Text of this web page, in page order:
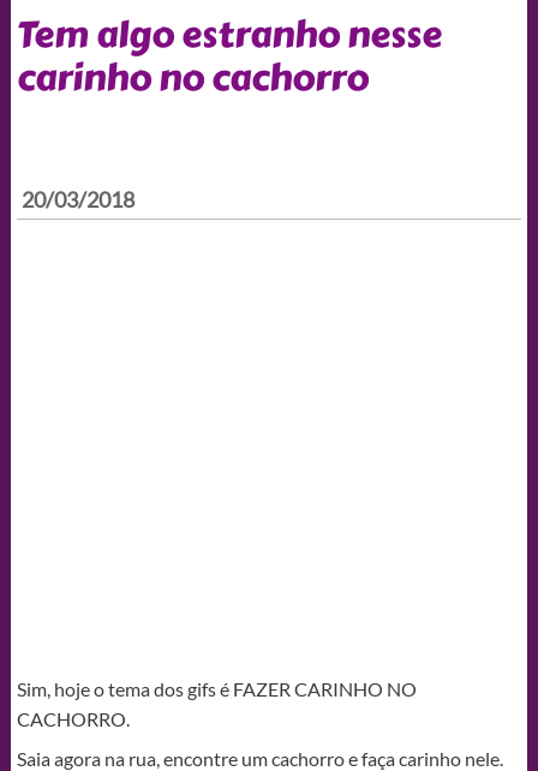
Tem algo estranho nesse
carinho no cachorro
20/03/2018
Sim, hoje o tema dos gifs é FAZER CARINHO NO
CACHORRO.
Saia agora na rua, encontre um cachorro e faça carinho nele.